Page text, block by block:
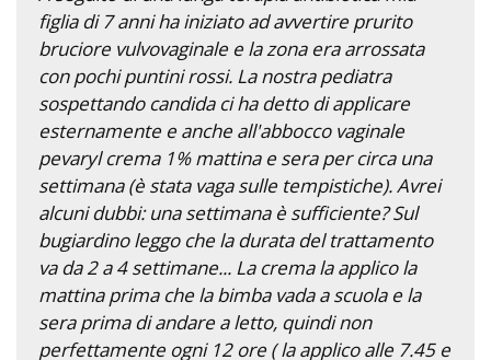
figlia di 7 anni ha iniziato ad avvertire prurito
bruciore vulvovaginale e la zona era arrossata
con pochi puntini rossi. La nostra pediatra
sospettando candida ci ha detto di applicare
esternamente e anche all'abbocco vaginale
pevaryl crema 1% mattina e sera per circa una
settimana (è stata vaga sulle tempistiche). Avrei
alcuni dubbi: una settimana è sufficiente? Sul
bugiardino leggo che la durata del trattamento
va da 2 a 4 settimane... La crema la applico la
mattina prima che la bimba vada a scuola e la
sera prima di andare a letto, quindi non
perfettamente ogni 12 ore ( la applico alle 7.45 e